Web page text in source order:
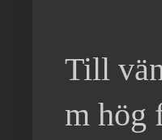
Till
m hög